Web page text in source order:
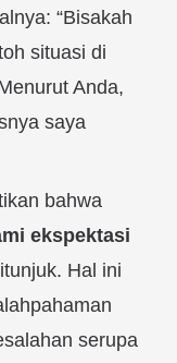
“Bisakah
situasi di
Anda,
saya
bahwa
ekspektasi
Hal ini
serupa